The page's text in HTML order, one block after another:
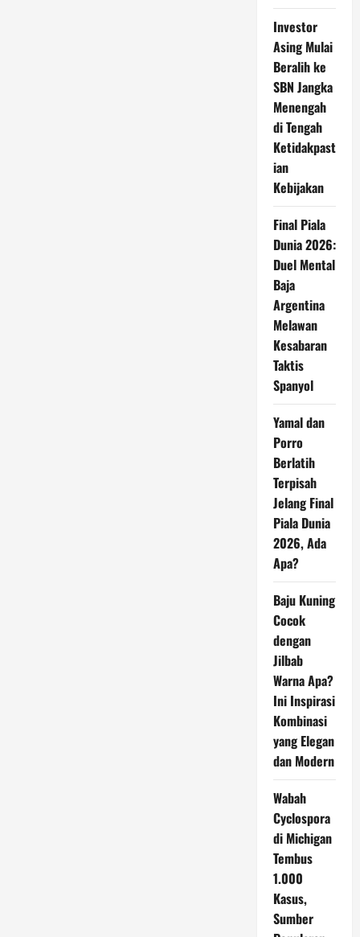
Investor
Asing Mulai
Beralih ke
SBN Jangka
Menengah
di Tengah
Ketidakpast
ian
Kebijakan
Final Piala
Dunia 2026:
Duel Mental
Baja
Argentina
Melawan
Kesabaran
Taktis
Spanyol
Yamal dan
Porro
Berlatih
Terpisah
Jelang Final
Piala Dunia
2026, Ada
Apa?
Baju Kuning
Cocok
dengan
Jilbab
Warna Apa?
Ini Inspirasi
Kombinasi
yang Elegan
dan Modern
Wabah
Cyclospora
di Michigan
Tembus
1.000
Kasus,
Sumber